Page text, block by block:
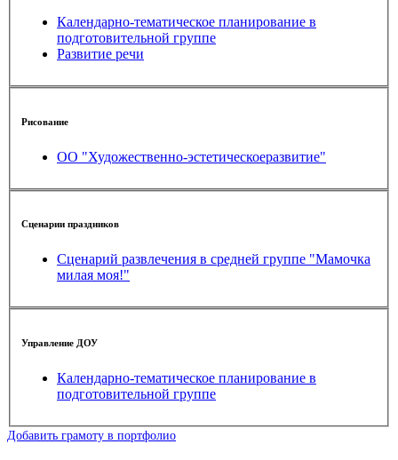
Календарно-тематическое планирование в
подготовительной группе
Развитие речи
Рисование
ОО "Художественно-эстетическоеразвитие"
Сценарии праздников
Сценарий развлечения в средней группе "Мамочка
милая моя!"
Управление ДОУ
Календарно-тематическое планирование в
подготовительной группе
Добавить грамоту в портфолио